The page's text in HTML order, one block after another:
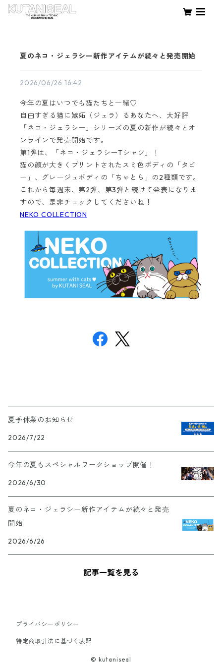
夏のネコ・ジェラシー新作アイテムが続々と発売開始
2026/06/26 16:42
今年の夏はいつでも猫たちと一緒♡
自由すぎる猫に嫉妬（ジェラ）るあなたへ、大好評
「ネコ・ジェラシー」シリーズの夏の新作が続々とオ
ンラインで発売開始です。
第1弾は、「ネコ・ジェラシーTシャツ」！
猫の顔が大きくプリントされたスミ色ボディの「タビ
ー」、グレージュボディの「ちゃとら」の2種類です。
これから毎週末、第2弾、第3弾と続けて発表になりま
すので、是非チェックしてくださいね！
NEKO COLLECTION
夏季休業のお知らせ
2026/7/22
今年の夏もスペシャルワークショップ開催！
2026/6/30
夏のネコ・ジェラシー新作アイテムが続々と発売
開始
2026/6/26
記事一覧を見る
プライバシーポリシー
特定商取引法に基づく表記
© kutaniseal